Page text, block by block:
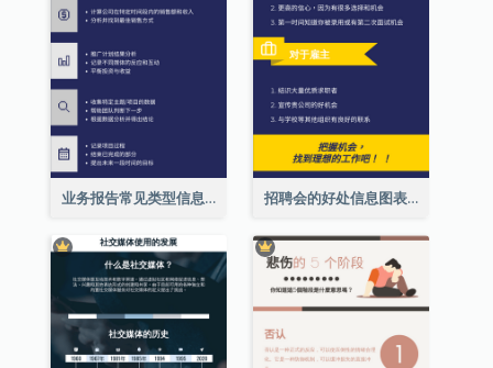
业务报告常见类型信息图表 招聘会的好处信息图表